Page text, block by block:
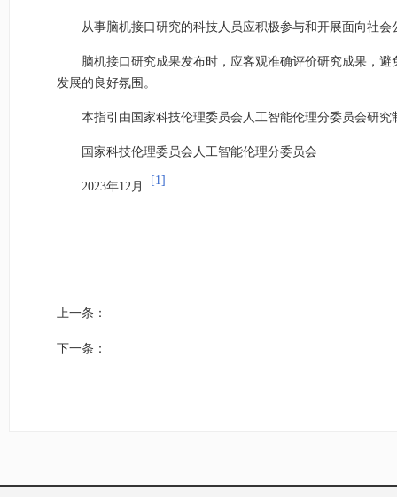
从事脑机接口研究的科技人员应积极参与和开展面向社
脑机接口研究成果发布时，应客观准确评价研究成果，
发展的良好氛围。
本指引由国家科技伦理委员会人工智能伦理分委员会研
国家科技伦理委员会人工智能伦理分委员会
2023年12月 [1]
上一条：
下一条：